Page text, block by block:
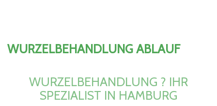
WURZELBEHANDLUNG ABLAUF
WURZELBEHANDLUNG ? IHR
SPEZIALIST IN HAMBURG